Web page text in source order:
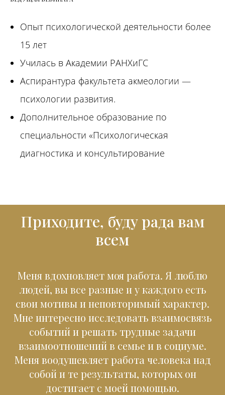
Опыт психологической деятельности более
15 лет
Училась в Академии РАНХиГС
Аспирантура факультета акмеологии —
психологии развития.
Дополнительное образование по
специальности «Психологическая
диагностика и консультирование
Приходите, буду рада вам
всем
Меня вдохновляет моя работа. Я люблю
людей, вы все разные и у каждого есть
свои мотивы и неповторимый характер.
Мне интересно исследовать взаимосвязь
событий и решать трудные задачи
взаимоотношений в семье и в социуме.
Меня воодушевляет работа человека над
собой и те результаты, которых он
достигает с моей помощью.